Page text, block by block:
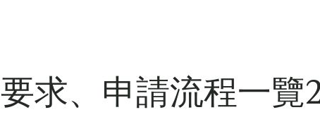
求、申請流程一覽